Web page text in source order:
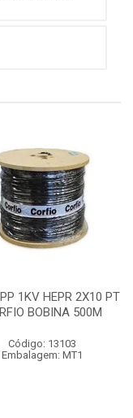
1KV HEPR 2X10 PT
BOBINA 500M
Código: 13103
Embalagem: MT1